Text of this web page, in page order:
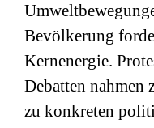
Bevölkerung
Kernenergie.
Debatten
zu konkreten